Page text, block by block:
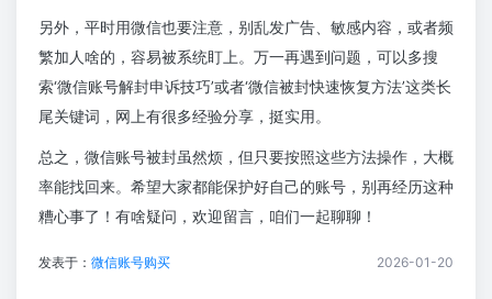
另外，平时用微信也要注意，别乱发广告、敏感内容，或者频
繁加人啥的，容易被系统盯上。万一再遇到问题，可以多搜
索‘微信账号解封申诉技巧’或者‘微信被封快速恢复方法’这类长
尾关键词，网上有很多经验分享，挺实用。
总之，微信账号被封虽然烦，但只要按照这些方法操作，大概
率能找回来。希望大家都能保护好自己的账号，别再经历这种
糟心事了！有啥疑问，欢迎留言，咱们一起聊聊！
发表于： 微信账号购买 2026-01-20